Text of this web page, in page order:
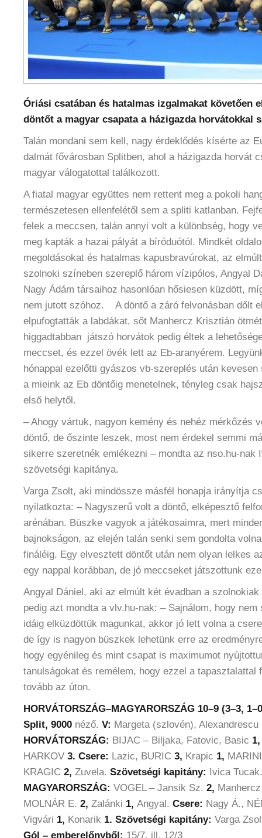
Óriási csatában és hatalmas izgalmakat követően
döntőt a magyar csapata a házigazda horvátokkal
Talán mondani sem kell, nagy érdeklődés kísérte az
dalmát fővárosban Splitben, ahol a házigazda horvát
magyar válogatottal találkozott.
A fiatal magyar együttes nem rettent meg a pokoli
természetesen ellenfelétől sem a spliti katlanban.
felek a meccsen, talán annyi volt a különbség, hogy
meg kapták a hazai pályát a bíróduótól. Mindkét
megoldásokat és hatalmas kapusbravúrokat, az
szolnoki színeben szereplő három vízipólos, Angyal
Nagy Ádám társaihoz hasonlóan hősiesen küzdött,
nem jutott szóhoz. A döntő a záró felvonásban dőlt
elpufogtatták a labdákat, sőt Manhercz Krisztián
higgadtabban játszó horvátok pedig éltek a
meccset, és ezzel övék lett az Eb-aranyérem.
hónappal ezelőtti gyászos vb-szereplés után
a mieink az Eb döntőig menetelnek, tényleg csak
első helytől.
– Ahogy vártuk, nagyon kemény és nehéz mérkőzés
döntő, de őszinte leszek, most nem érdekel semmi
sikerre szeretnék emlékezni – mondta az nso.hu-nak
szövetségi kapitánya.
Varga Zsolt, aki mindössze másfél honapja irányítja
nyilatkozta: – Nagyszerű volt a döntő, elképesztő
arénában. Büszke vagyok a játékosaimra, mert
bajnokságon, az elején talán senki sem gondolta
fináléig. Egy elvesztett döntőt után nem olyan lelkes
egy nappal korábban, de jó meccseket játszottunk
Angyal Dániel, aki az elmúlt két évadban a
pedig azt mondta a vlv.hu-nak: – Sajnálom, hogy
idáig elküzdöttük magunkat, akkor jó lett volna a
de így is nagyon büszkek lehetünk erre az
hogy egyénileg és mint csapat is maximumot
tanulságokat és remélem, hogy ezzel a tapasztalattal
tovább az úton.
HORVÁTORSZÁG–MAGYARORSZÁG 10–9 (3–3,
Split, 9000 néző. V: Margeta (szlovén), Alexandrescu
HORVÁTORSZÁG: BIJAC – Biljaka, Fatovic, Basic 1,
HARKOV 3. Csere: Lazic, BURIC 3, Krapic 1,
KRAGIC 2, Zuvela. Szövetségi kapitány: Ivica Tucak.
MAGYARORSZÁG: VOGEL – Jansik Sz. 2,
MOLNÁR E. 2, Zalánki 1, Angyal. Csere: Nagy Á.,
Vigvári 1, Konarik 1. Szövetségi kapitány: Varga
Gól – emberelőnyből: 15/7, ill. 12/3